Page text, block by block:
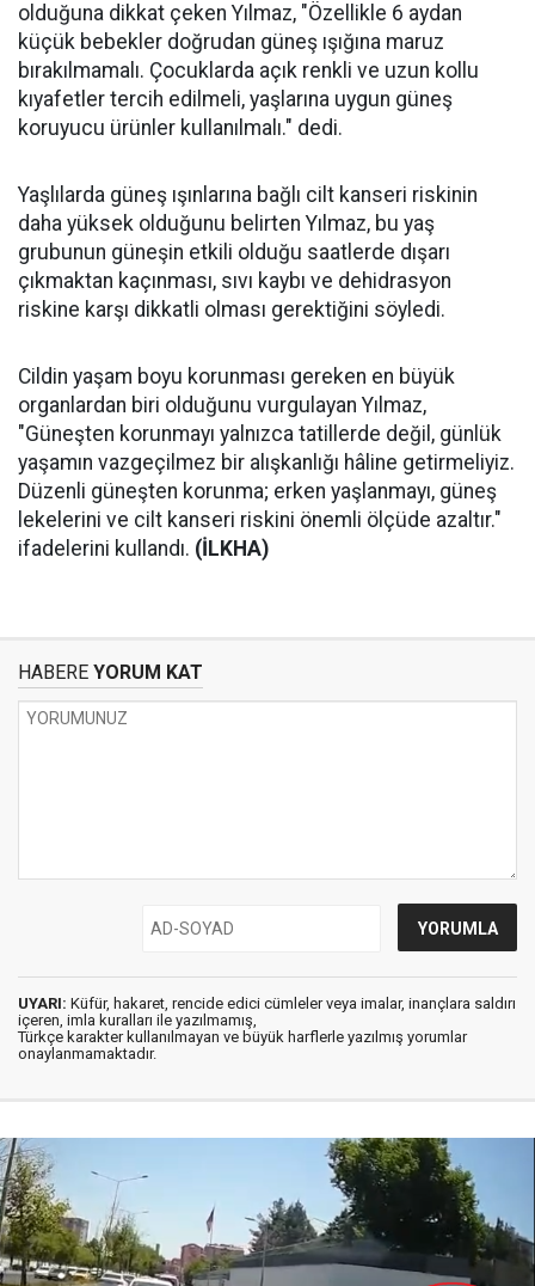
olduğuna dikkat çeken Yılmaz, "Özellikle 6 aydan
küçük bebekler doğrudan güneş ışığına maruz
bırakılmamalı. Çocuklarda açık renkli ve uzun kollu
kıyafetler tercih edilmeli, yaşlarına uygun güneş
koruyucu ürünler kullanılmalı." dedi.
Yaşlılarda güneş ışınlarına bağlı cilt kanseri riskinin
daha yüksek olduğunu belirten Yılmaz, bu yaş
grubunun güneşin etkili olduğu saatlerde dışarı
çıkmaktan kaçınması, sıvı kaybı ve dehidrasyon
riskine karşı dikkatli olması gerektiğini söyledi.
Cildin yaşam boyu korunması gereken en büyük
organlardan biri olduğunu vurgulayan Yılmaz,
"Güneşten korunmayı yalnızca tatillerde değil, günlük
yaşamın vazgeçilmez bir alışkanlığı hâline getirmeliyiz.
Düzenli güneşten korunma; erken yaşlanmayı, güneş
lekelerini ve cilt kanseri riskini önemli ölçüde azaltır."
ifadelerini kullandı. (İLKHA)
HABERE YORUM KAT
UYARI: Küfür, hakaret, rencide edici cümleler veya imalar, inançlara saldırı
içeren, imla kuralları ile yazılmamış,
Türkçe karakter kullanılmayan ve büyük harflerle yazılmış yorumlar
onaylanmamaktadır.